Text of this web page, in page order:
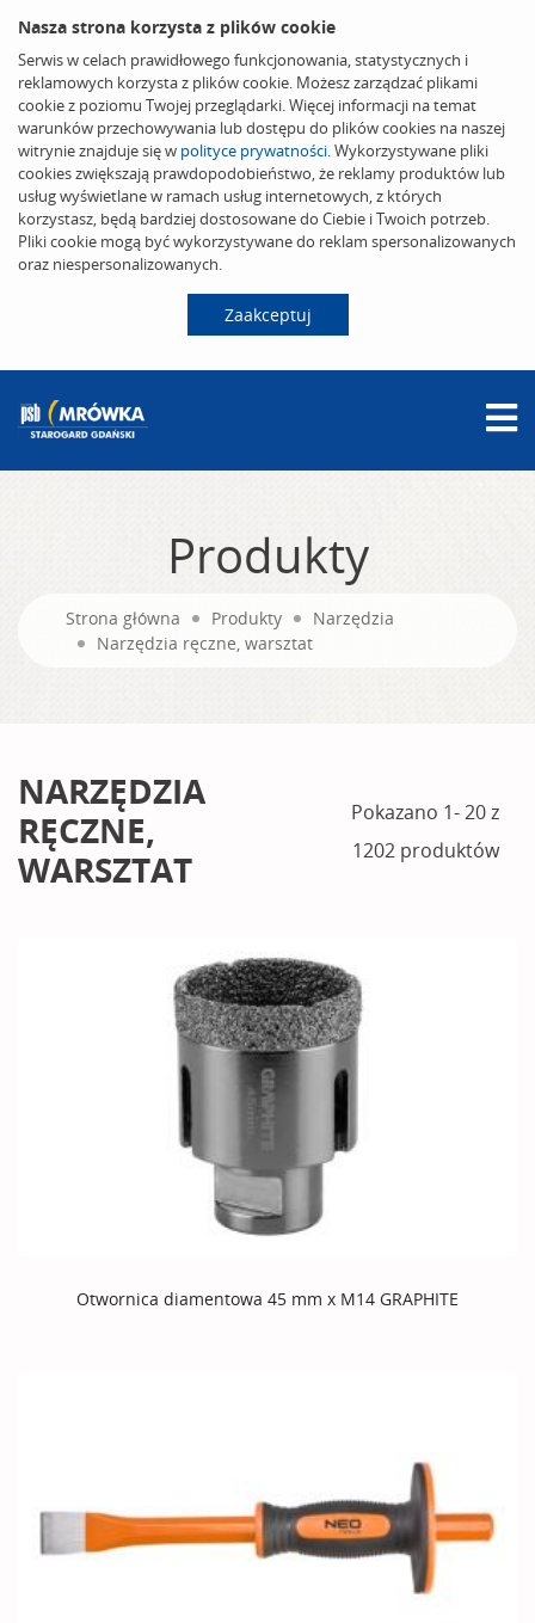
Nasza strona korzysta z plików cookie
Serwis w celach prawidłowego funkcjonowania, statystycznych i
reklamowych korzysta z plików cookie. Możesz zarządzać plikami
cookie z poziomu Twojej przeglądarki. Więcej informacji na temat
warunków przechowywania lub dostępu do plików cookies na naszej
witrynie znajduje się w polityce prywatności. Wykorzystywane pliki
cookies zwiększają prawdopodobieństwo, że reklamy produktów lub
usług wyświetlane w ramach usług internetowych, z których
korzystasz, będą bardziej dostosowane do Ciebie i Twoich potrzeb.
Pliki cookie mogą być wykorzystywane do reklam spersonalizowanych
oraz niespersonalizowanych.
Zaakceptuj
Produkty
Strona główna Produkty
Narzędzia
Narzędzia ręczne, warsztat
NARZĘDZIA
RĘCZNE,
WARSZTAT
Pokazano 1- 20 z
1202 produktów
Otwornica diamentowa 45 mm x M14 GRAPHITE